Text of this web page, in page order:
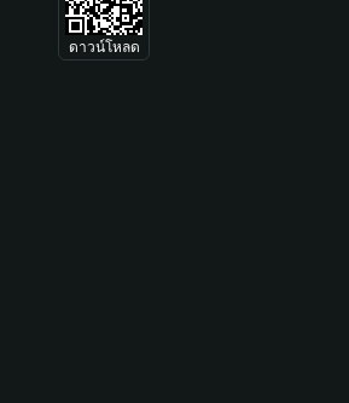
ดาวน์โหลด